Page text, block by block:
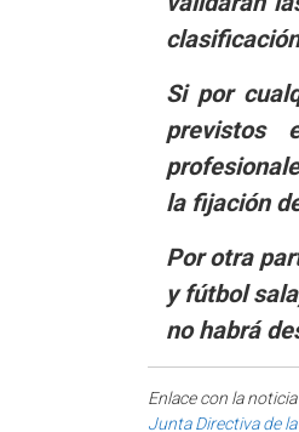
Si por
previstos
la fijación
Por otra
y fútbol
no habrá
Enlace con la
Junta Directiva de la